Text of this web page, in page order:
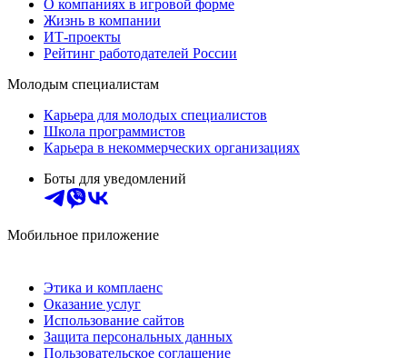
О компаниях в игровой форме
Жизнь в компании
ИТ-проекты
Рейтинг работодателей России
Молодым специалистам
Карьера для молодых специалистов
Школа программистов
Карьера в некоммерческих организациях
Боты для уведомлений
Мобильное приложение
Этика и комплаенс
Оказание услуг
Использование сайтов
Защита персональных данных
Пользовательское соглашение